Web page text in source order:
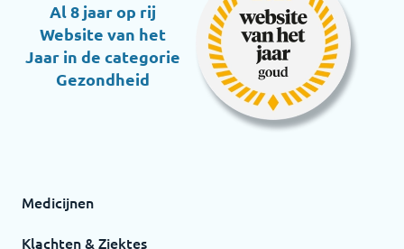
Al 8 jaar op rij
Website van het
Jaar in de categorie
Gezondheid
Medicijnen
Klachten & Ziektes